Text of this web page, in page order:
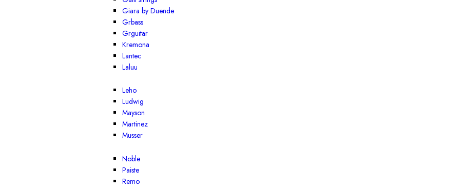
Giara by Duende
Grbass
Grguitar
Kremona
Lantec
Laluu
Leho
Ludwig
Mayson
Martinez
Musser
Noble
Paiste
Remo